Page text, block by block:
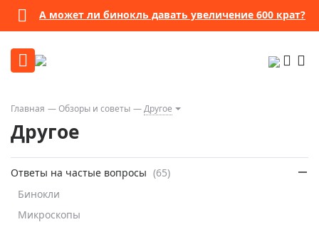
А может ли бинокль давать увеличение 600 крат?
Главная Обзоры и советы Другое
Другое
Ответы на частые вопросы (65)
Бинокли
Микроскопы